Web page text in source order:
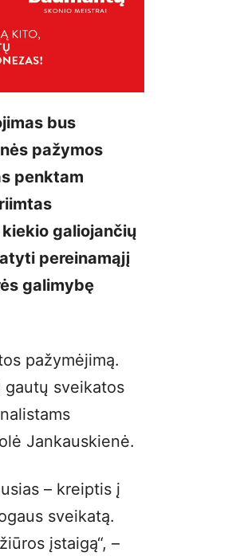
bus
pažymos
penktam
galiojančių
pereinamąjį
galimybę
pažymėjimą.
sveikatos
Jankauskienė.
– kreiptis į
sveikatą.
įstaigą“, –